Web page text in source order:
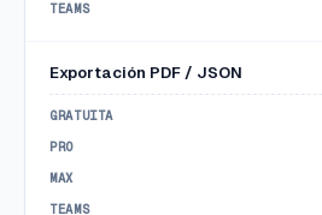
Exportación PDF / JSON
Cuéntanos más (opcional)